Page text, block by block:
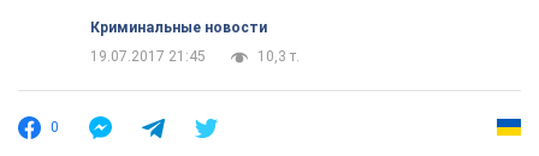
Криминальные новости
19.07.2017 21:45
10,3 т.
0